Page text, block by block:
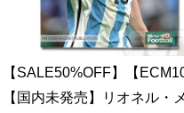
【SALE50%OFF】【ECM10
【国内未発売】リオネル・